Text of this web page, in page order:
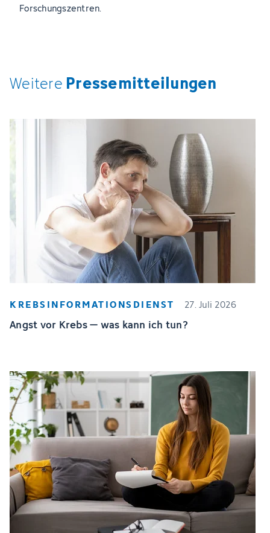
Forschungszentren.
Weitere Pressemitteilungen
KREBSINFORMATIONSDIENST 27. Juli 2026
Angst vor Krebs – was kann ich tun?